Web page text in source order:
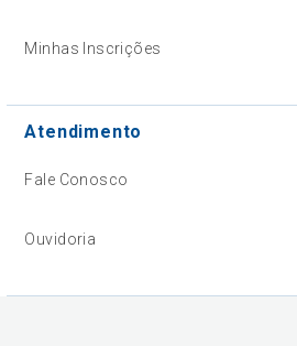
Minhas Inscrições
Atendimento
Fale Conosco
Ouvidoria